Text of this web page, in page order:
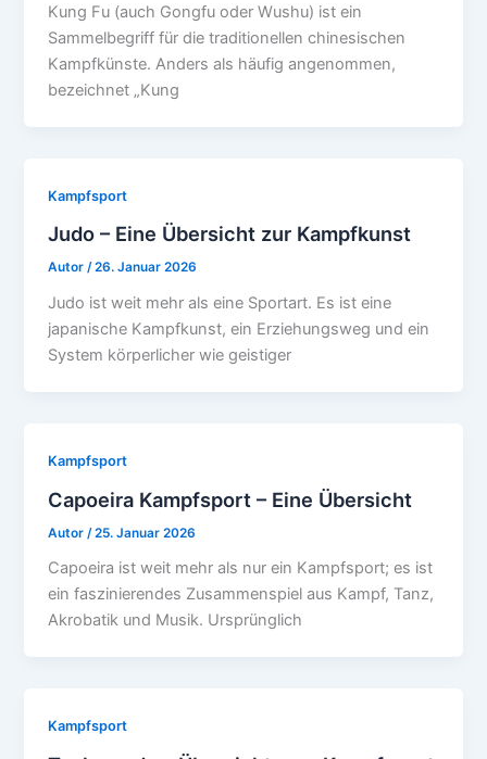
Kung Fu (auch Gongfu oder Wushu) ist ein
Sammelbegriff für die traditionellen chinesischen
Kampfkünste. Anders als häufig angenommen,
bezeichnet „Kung
Kampfsport
Judo – Eine Übersicht zur Kampfkunst
Autor/26. Januar 2026
Judo ist weit mehr als eine Sportart. Es ist eine
japanische Kampfkunst, ein Erziehungsweg und ein
System körperlicher wie geistiger
Kampfsport
Capoeira Kampfsport – Eine Übersicht
Autor /25. Januar 2026
Capoeira ist weit mehr als nur ein Kampfsport; es ist
ein faszinierendes Zusammenspiel aus Kampf, Tanz,
Akrobatik und Musik. Ursprünglich
Kampfsport